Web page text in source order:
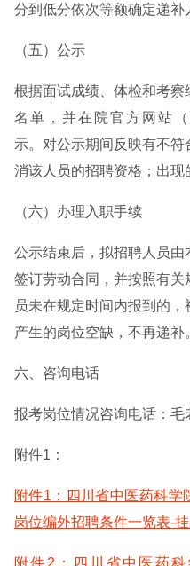
分到低分依次等额确定递补
（五）公示
根据面试成绩、体检和考
名单，并在院官方网站（
示。对公示期间反映有不
消该人员的招聘资格；出现
（六）办理入职手续
公示结束后，拟招聘人员由
签订劳动合同，并按照有关
员未在规定时间内报到的
产生的岗位空缺，不再递补
六、咨询电话
报考岗位情况咨询电话：
附件1：
附件1：四川省中医药科学
岗位编外招聘条件一览表-
附件2：四川省中医药